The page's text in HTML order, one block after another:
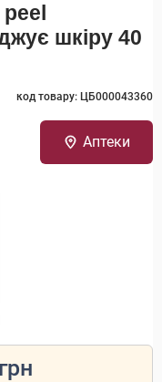
шкіру 40
код товару: ЦБ000043360
Аптеки
грн